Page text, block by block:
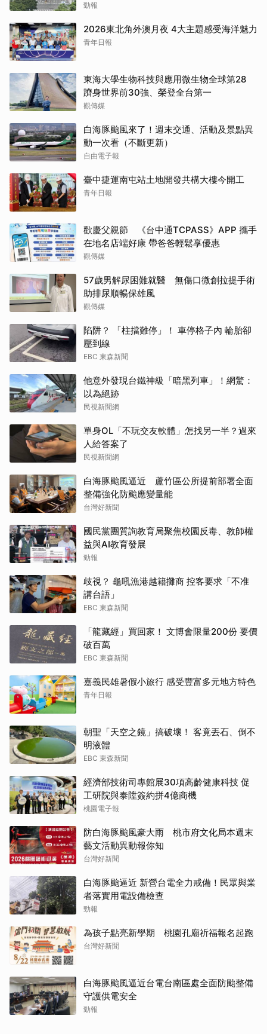
勁報
2026東北角外澳月夜 4大主題感受海洋魅力
青年日報
東海大學生物科技與應用微生物全球第28
躋身世界前30強、榮登全台第一
觀傳媒
白海豚颱風來了！週末交通、活動及景點異
動一次看（不斷更新）
自由電子報
臺中捷運南屯站土地開發共構大樓今開工
青年日報
歡慶父親節 《台中通TCPASS》APP 攜手
在地名店端好康 帶爸爸輕鬆享優惠
觀傳媒
57歲男解尿困難就醫 無傷口微創拉提手術
助排尿順暢保雄風
觀傳媒
陷阱？ 「柱擋難停」！ 車停格子內 輪胎卻
壓到線
EBC 東森新聞
他意外發現台鐵神級「暗黑列車」！網驚：
以為絕跡
民視新聞網
單身OL「不玩交友軟體」怎找另一半？過來
人給答案了
民視新聞網
白海豚颱風逼近 蘆竹區公所提前部署全面
整備強化防颱應變量能
台灣好新聞
國民黨團質詢教育局聚焦校園反毒、教師權
益與AI教育發展
勁報
歧視？ 龜吼漁港越籍攤商 控客要求「不准
講台語」
EBC 東森新聞
「龍藏經」買回家！ 文博會限量200份 要價
破百萬
EBC 東森新聞
嘉義民雄暑假小旅行 感受豐富多元地方特色
青年日報
朝聖「天空之鏡」搞破壞！ 客竟丟石、倒不
明液體
EBC 東森新聞
經濟部技術司專館展30項高齡健康科技 促
工研院與泰陞簽約拼4億商機
桃園電子報
防白海豚颱風豪大雨 桃市府文化局本週末
藝文活動異動報你知
台灣好新聞
白海豚颱逼近 新營台電全力戒備！民眾與業
者落實用電設備檢查
勁報
為孩子點亮新學期 桃園孔廟祈福報名起跑
台灣好新聞
白海豚颱風逼近台電台南區處全面防颱整備
守護供電安全
勁報